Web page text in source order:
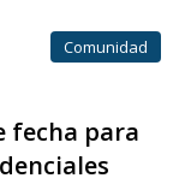
Comunidad
fecha para